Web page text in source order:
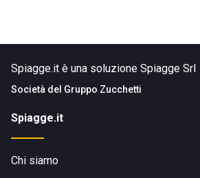
Spiagge.it è una soluzione Spiagge Srl
Società del Gruppo Zucchetti
Spiagge.it
Chi siamo